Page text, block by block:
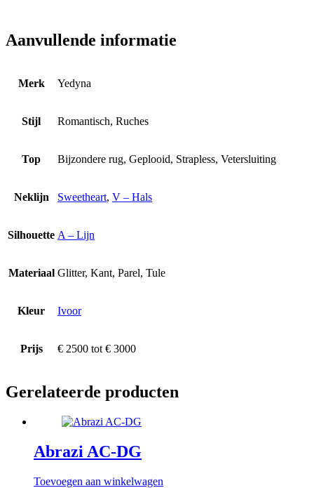
Aanvullende informatie
Merk Yedyna
Stijl Romantisch, Ruches
Top Bijzondere rug, Geplooid, Strapless, Vetersluiting
Neklijn Sweetheart, V – Hals
Silhouette A – Lijn
Materiaal Glitter, Kant, Parel, Tule
Kleur Ivoor
Prijs € 2500 tot € 3000
Gerelateerde producten
Abrazi AC-DG
Toevoegen aan winkelwagen